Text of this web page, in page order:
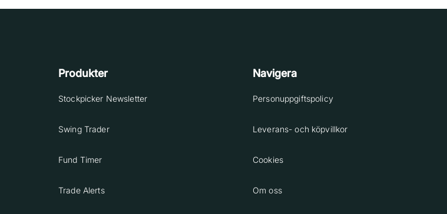
Produkter
Stockpicker Newsletter
Swing Trader
Fund Timer
Trade Alerts
Navigera
Personuppgiftspolicy
Leverans- och köpvillkor
Cookies
Om oss